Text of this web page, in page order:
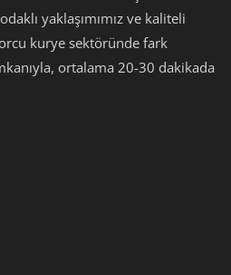
yaklaşımımız ve kaliteli
kurye sektöründe fark
ortalama 20-30 dakikada